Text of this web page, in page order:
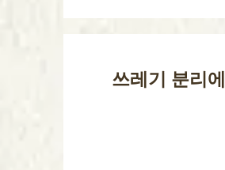
쓰레기 분리